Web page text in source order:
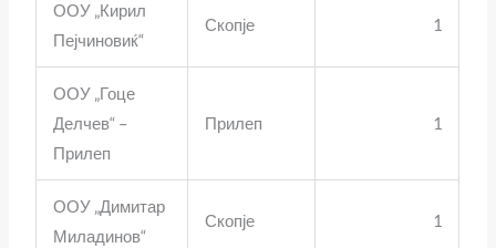
ООУ „Кирил
Пејчиновиќ“
Скопје 1
ООУ „Гоце
Делчев“ –
Прилеп
Прилеп 1
ООУ „Димитар
Миладинов“
Скопје 1